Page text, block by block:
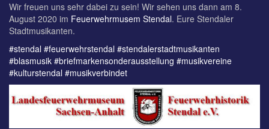
Wir freuen uns sehr dabei zu sein! Wir sehen uns dann am 8.
August 2020 im Feuerwehrmusem Stendal. Eure Stendaler
Stadtmusikanten.
#stendal #feuerwehrstendal #stendalerstadtmusikanten
#blasmusik #briefmarkensonderausstellung #musikvereine
#kulturstendal #musikverbindet